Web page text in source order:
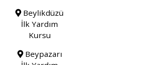
Beylikdüzü
İlk Yardım
Kursu
Beypazarı